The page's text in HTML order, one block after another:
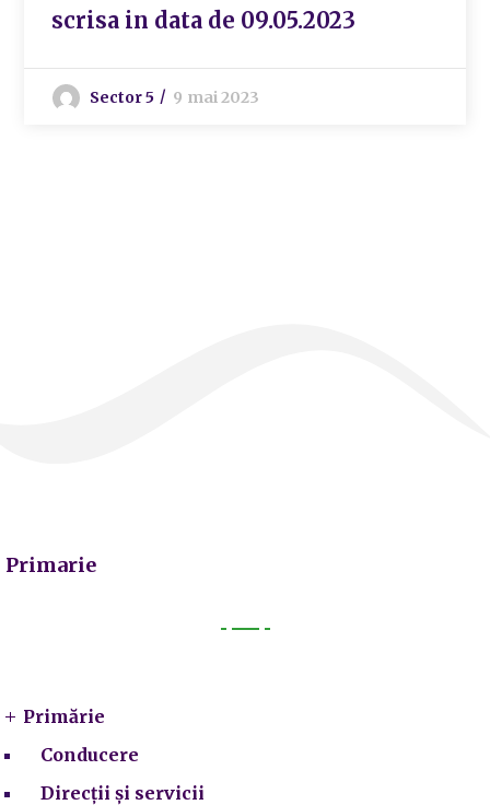
scrisa in data de 09.05.2023
Sector 5 9 mai 2023
Primarie
Primărie
Conducere
Direcții și servicii